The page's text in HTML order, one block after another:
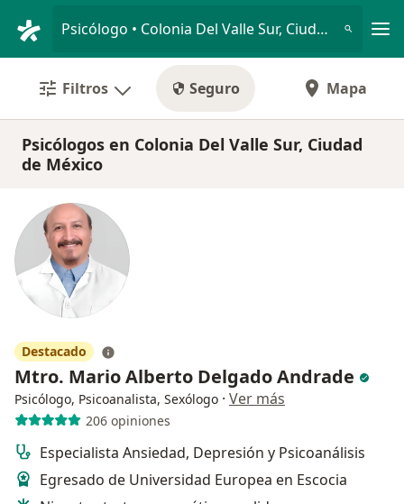
Psicólogo • Colonia Del Valle Sur, Ciudad de México, CDMX
Filtros Seguro Mapa
Psicólogos en Colonia Del Valle Sur, Ciudad
de México
Destacado
Mtro. Mario Alberto Delgado Andrade
Psicólogo, Psicoanalista, Sexólogo · Ver más
206 opiniones
Especialista Ansiedad, Depresión y Psicoanálisis
Egresado de Universidad Europea en Escocia